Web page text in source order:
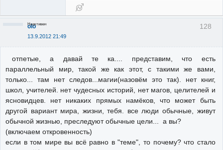
128
olo
13.9.2012 21:49
Неактивен
отпетые, а давай те ка.... представим, что есть
параллельный мир, такой же как этот, с такими же вами,
только... там нет следов...магии(назовём это так). нет книг,
школ, учителей. нет чудесных историй, нет магов, целителей и
ясновидцев. нет никаких прямых намёков, что может быть
другой вариант мира, жизни, тебя. все люди обычные, живут
обычной жизнью, преследуют обычные цели... а вы?
(включаем откровенность)
если в том мире вы всё равно в "теме", то почему? что стало